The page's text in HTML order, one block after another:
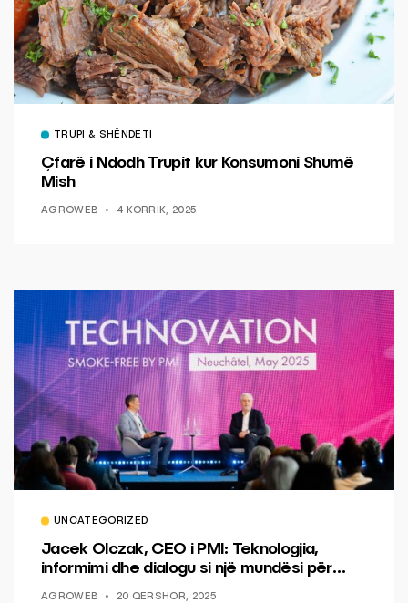
TRUPI & SHËNDETI
Çfarë i Ndodh Trupit kur Konsumoni Shumë
Mish
AGROWEB 4 KORRIK, 2025
UNCATEGORIZED
Jacek Olczak, CEO i PMI: Teknologjia,
informimi dhe dialogu si një mundësi për
AGROWEB 20 QERSHOR, 2025